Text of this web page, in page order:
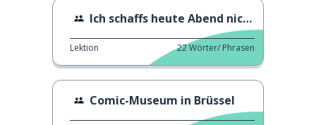
Ich schaffs heute Abend nicht
Lektion 22Wörter/ Phrasen
Comic-Museum in Brüssel